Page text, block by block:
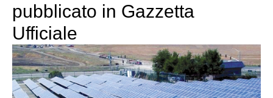
pubblicato in Gazzetta
Ufficiale